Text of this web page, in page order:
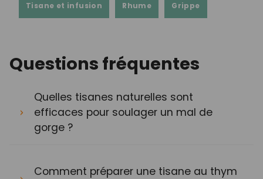
Tisane et infusion Rhume Grippe
Questions fréquentes
Quelles tisanes naturelles sont
efficaces pour soulager un mal de
gorge ?
Comment préparer une tisane au thym